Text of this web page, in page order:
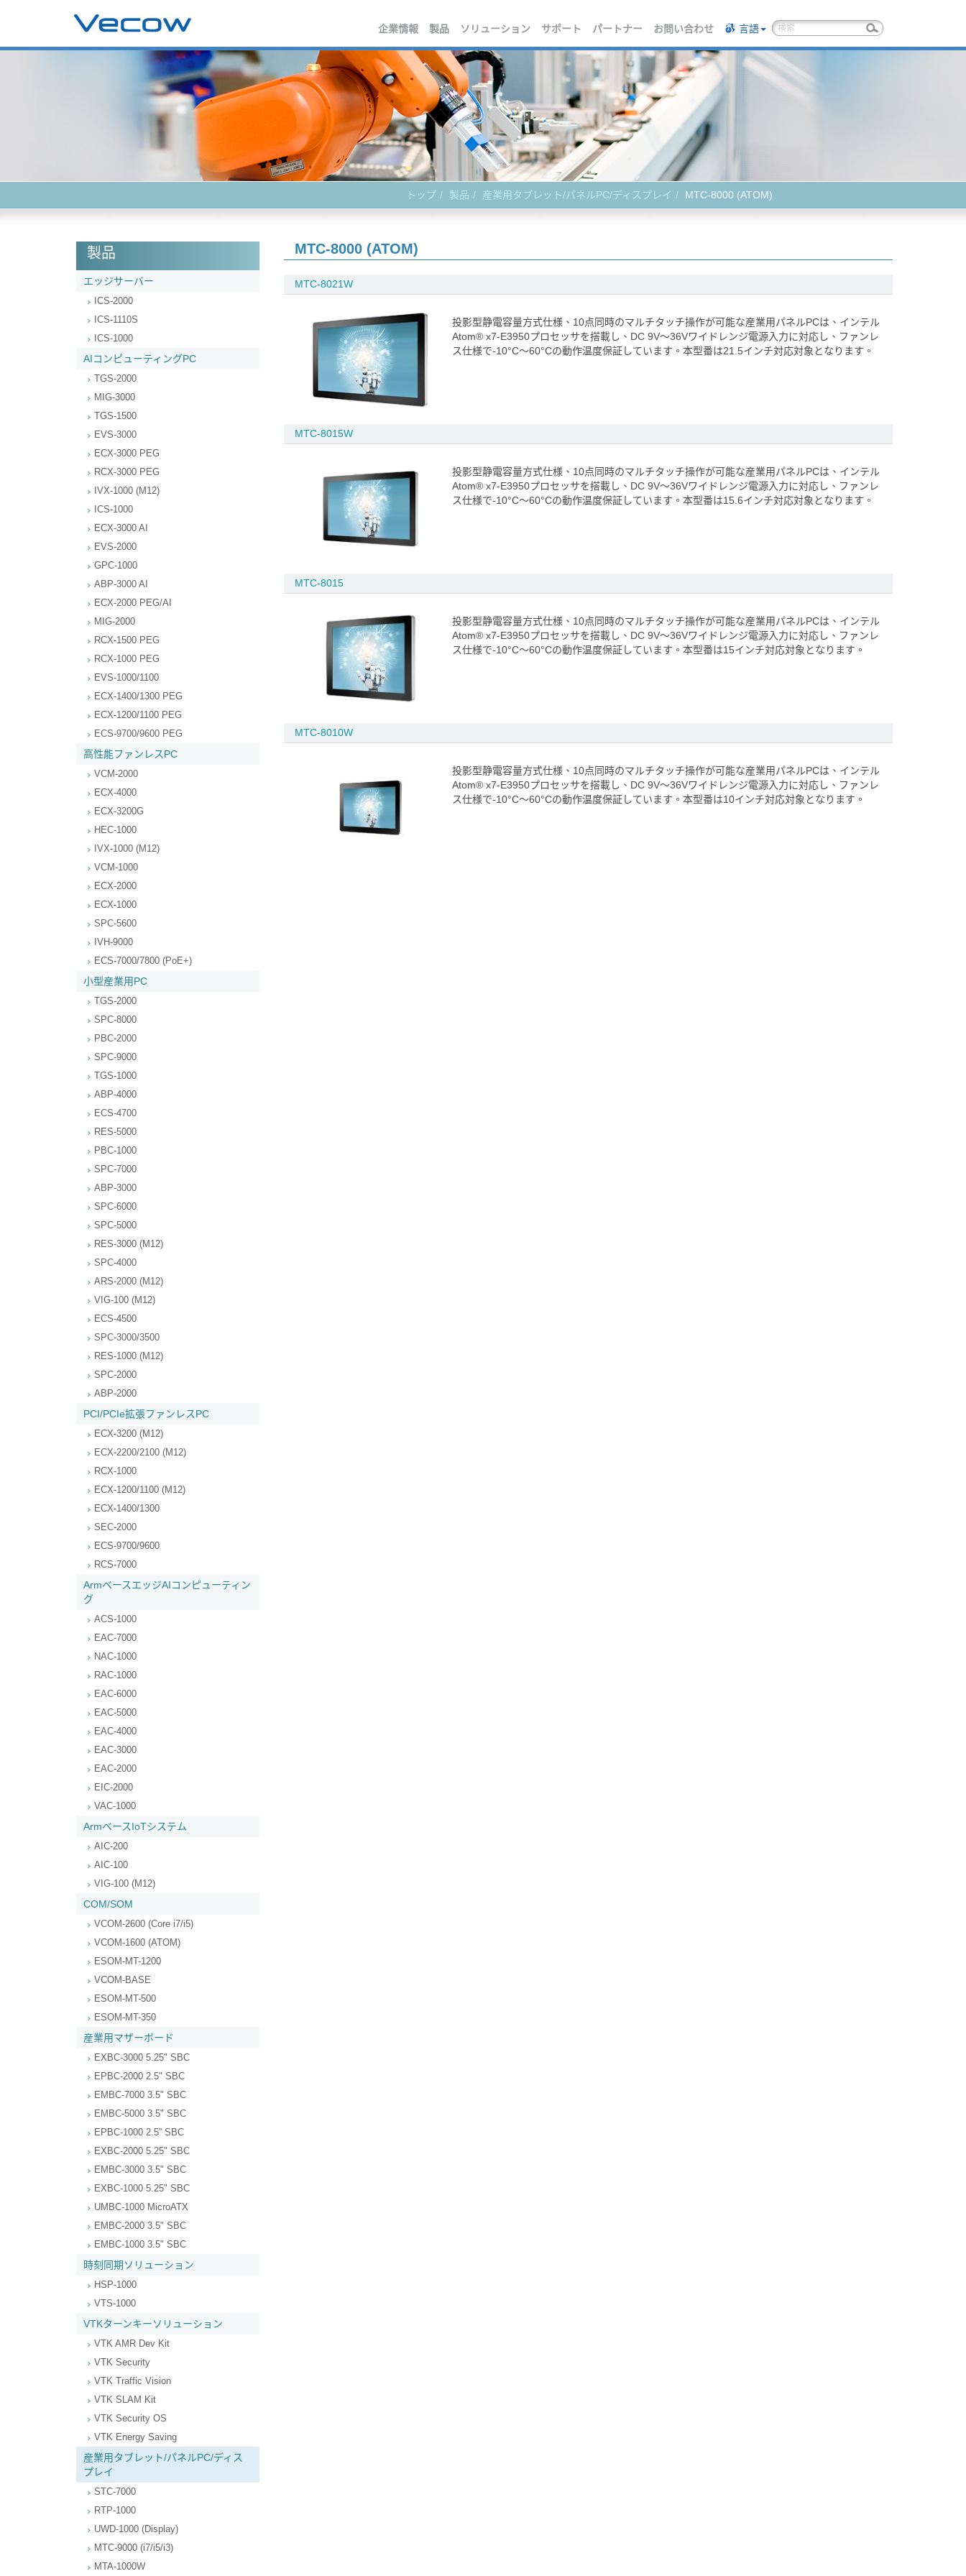
企業情報 製品 ソリューション サポート パートナー お問い合わせ 言語
トップ 製品 産業用タブレット/パネルPC/ディスプレイ MTC-8000 (ATOM)
製品
エッジサーバー
ICS-2000
ICS-1110S
ICS-1000
AIコンピューティングPC
TGS-2000
MIG-3000
TGS-1500
EVS-3000
ECX-3000 PEG
RCX-3000 PEG
IVX-1000 (M12)
ICS-1000
ECX-3000 AI
EVS-2000
GPC-1000
ABP-3000 AI
ECX-2000 PEG/AI
MIG-2000
RCX-1500 PEG
RCX-1000 PEG
EVS-1000/1100
ECX-1400/1300 PEG
ECX-1200/1100 PEG
ECS-9700/9600 PEG
高性能ファンレスPC
VCM-2000
ECX-4000
ECX-3200G
HEC-1000
IVX-1000 (M12)
VCM-1000
ECX-2000
ECX-1000
SPC-5600
IVH-9000
ECS-7000/7800 (PoE+)
小型産業用PC
TGS-2000
SPC-8000
PBC-2000
SPC-9000
TGS-1000
ABP-4000
ECS-4700
RES-5000
PBC-1000
SPC-7000
ABP-3000
SPC-6000
SPC-5000
RES-3000 (M12)
SPC-4000
ARS-2000 (M12)
VIG-100 (M12)
ECS-4500
SPC-3000/3500
RES-1000 (M12)
SPC-2000
ABP-2000
PCI/PCIe拡張ファンレスPC
ECX-3200 (M12)
ECX-2200/2100 (M12)
RCX-1000
ECX-1200/1100 (M12)
ECX-1400/1300
SEC-2000
ECS-9700/9600
RCS-7000
ArmベースエッジAIコンピューティン
グ
ACS-1000
EAC-7000
NAC-1000
RAC-1000
EAC-6000
EAC-5000
EAC-4000
EAC-3000
EAC-2000
EIC-2000
VAC-1000
ArmベースIoTシステム
AIC-200
AIC-100
VIG-100 (M12)
COM/SOM
VCOM-2600 (Core i7/i5)
VCOM-1600 (ATOM)
ESOM-MT-1200
VCOM-BASE
ESOM-MT-500
ESOM-MT-350
産業用マザーボード
EXBC-3000 5.25" SBC
EPBC-2000 2.5" SBC
EMBC-7000 3.5" SBC
EMBC-5000 3.5" SBC
EPBC-1000 2.5” SBC
EXBC-2000 5.25" SBC
EMBC-3000 3.5" SBC
EXBC-1000 5.25" SBC
UMBC-1000 MicroATX
EMBC-2000 3.5" SBC
EMBC-1000 3.5" SBC
時刻同期ソリューション
HSP-1000
VTS-1000
VTKターンキーソリューション
VTK AMR Dev Kit
VTK Security
VTK Traffic Vision
VTK SLAM Kit
VTK Security OS
VTK Energy Saving
産業用タブレット/パネルPC/ディス
プレイ
STC-7000
RTP-1000
UWD-1000 (Display)
MTC-9000 (i7/i5/i3)
MTA-1000W
MTC-8000 (ATOM)
MTC-8021W
投影型静電容量方式仕様、10点同時のマルチタッチ操作が可能な産業用パネルPCは、インテル
Atom® x7-E3950プロセッサを搭載し、DC 9V～36Vワイドレンジ電源入力に対応し、ファンレ
ス仕様で-10°C～60°Cの動作温度保証しています。本型番は21.5インチ対応対象となります。
MTC-8015W
投影型静電容量方式仕様、10点同時のマルチタッチ操作が可能な産業用パネルPCは、インテル
Atom® x7-E3950プロセッサを搭載し、DC 9V～36Vワイドレンジ電源入力に対応し、ファンレ
ス仕様で-10°C～60°Cの動作温度保証しています。本型番は15.6インチ対応対象となります。
MTC-8015
投影型静電容量方式仕様、10点同時のマルチタッチ操作が可能な産業用パネルPCは、インテル
Atom® x7-E3950プロセッサを搭載し、DC 9V～36Vワイドレンジ電源入力に対応し、ファンレ
ス仕様で-10°C～60°Cの動作温度保証しています。本型番は15インチ対応対象となります。
MTC-8010W
投影型静電容量方式仕様、10点同時のマルチタッチ操作が可能な産業用パネルPCは、インテル
Atom® x7-E3950プロセッサを搭載し、DC 9V～36Vワイドレンジ電源入力に対応し、ファンレ
ス仕様で-10°C～60°Cの動作温度保証しています。本型番は10インチ対応対象となります。